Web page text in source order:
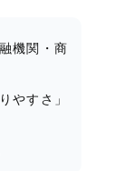
機関・商
やすさ」